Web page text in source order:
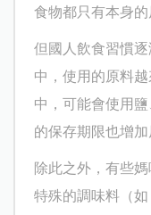
食物都只有本身的
但國人飲食習慣
中，使用的原料
中，可能會使用
的保存期限也增加
除此之外，有些
特殊的調味料（